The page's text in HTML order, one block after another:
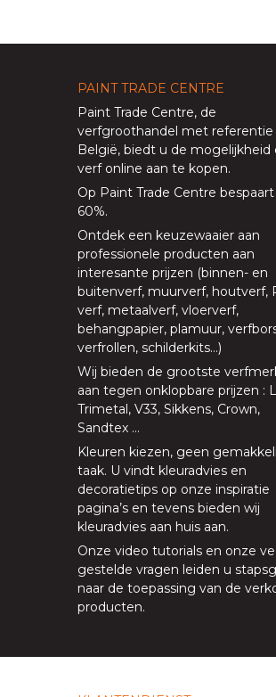
PAINT TRADE CENTRE
Paint Trade Centre, de
verfgroothandel met referentie
België, biedt u de mogelijkheid
verf online aan te kopen.
Op Paint Trade Centre
60%.
Ontdek een keuzewaaier aan
professionele producten aan
interesante prijzen (binnen- en
buitenverf, muurverf, houtverf,
verf, metaalverf, vloerverf,
behangpapier, plamuur,
verfrollen, schilderkits…)
Wij bieden de grootste
aan tegen onklopbare prijzen :
Trimetal, V33, Sikkens, Crown,
Sandtex …
Kleuren kiezen, geen
taak. U vindt kleuradvies en
decoratietips op onze inspiratie
pagina’s en tevens bieden wij
kleuradvies aan huis aan.
Onze video tutorials en onze
gestelde vragen leiden u
naar de toepassing van de
producten.